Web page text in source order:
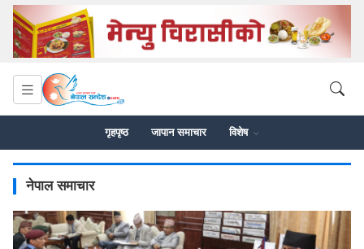
गृहपृष्ठ जापान समाचार विशेष
नेपाल समाचार